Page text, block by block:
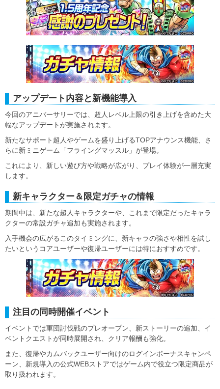
アップデート内容と新機能導入
今回のアニバーサリーでは、超人レベル上限の引き上げを含めた大
幅なアップデートが実施されます。
新たなサポート超人やゲームを盛り上げるTOPアナウンス機能、さ
らに新ミニゲーム「フライングマッスル」が登場。
これにより、新しい遊び方や戦略が広がり、プレイ体験が一層充実
します。
新キャラクター＆限定ガチャの情報
期間中は、新たな超人キャラクターや、これまで限定だったキャラ
クターの常設ガチャ追加も実施されます。
入手機会の広がるこのタイミングに、新キャラの強さや相性を試し
たいというコアユーザーや復帰ユーザーには特におすすめです。
注目の同時開催イベント
イベントでは軍団討伐戦のプレオープン、新ストーリーの追加、イ
ベントクエストが同時展開され、クリア報酬も強化。
また、復帰やカムバックユーザー向けのログインボーナスキャンペ
ーン、新規導入の公式WEBストアではゲーム内で役立つ限定商品が
取り扱われます。